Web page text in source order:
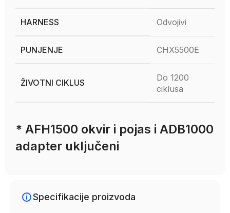
HARNESS Odvojivi
PUNJENJE CHX5500E
ŽIVOTNI CIKLUS
Do 1200
ciklusa
* AFH1500 okvir i pojas i ADB1000
adapter uključeni
Specifikacije proizvoda